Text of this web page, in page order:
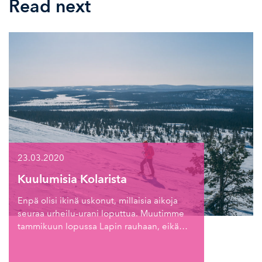
Read next
23.03.2020
Kuulumisia Kolarista
Enpä olisi ikinä uskonut, millaisia aikoja
seuraa urheilu-urani loputtua. Muutimme
tammikuun lopussa Lapin rauhaan, eikä…